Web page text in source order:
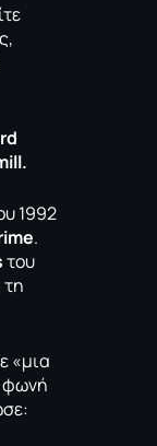
1992
.
του
«μια
φωνή